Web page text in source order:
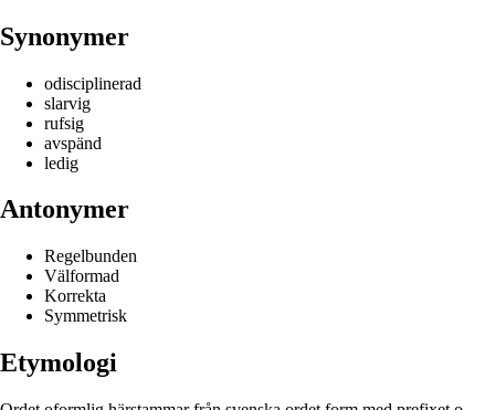
Synonymer
odisciplinerad
slarvig
rufsig
avspänd
ledig
Antonymer
Regelbunden
Välformad
Korrekta
Symmetrisk
Etymologi